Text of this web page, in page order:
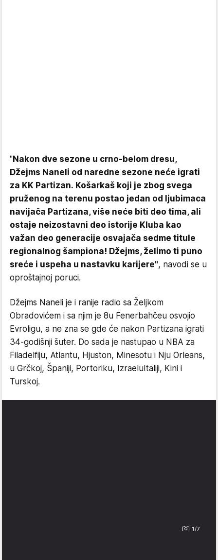
"Nakon dve sezone u crno-belom dresu,
Džejms Naneli od naredne sezone neće igrati
za KK Partizan. Košarkaš koji je zbog svega
pruženog na terenu postao jedan od ljubimaca
navijača Partizana, više neće biti deo tima, ali
ostaje neizostavni deo istorije Kluba kao
važan deo generacije osvajača sedme titule
regionalnog šampiona! Džejms, želimo ti puno
sreće i uspeha u nastavku karijere", navodi se u
oproštajnoj poruci.
Džejms Naneli je i ranije radio sa Željkom
Obradovićem i sa njim je 8u Fenerbahčeu osvojio
Evroligu, a ne zna se gde će nakon Partizana igrati
34-godišnji šuter. Do sada je nastupao u NBA za
Filadelfiju, Atlantu, Hjuston, Minesotu i Nju Orleans,
u Grčkoj, Španiji, Portoriku, IzraeluItaliji, Kini i
Turskoj.
1/7